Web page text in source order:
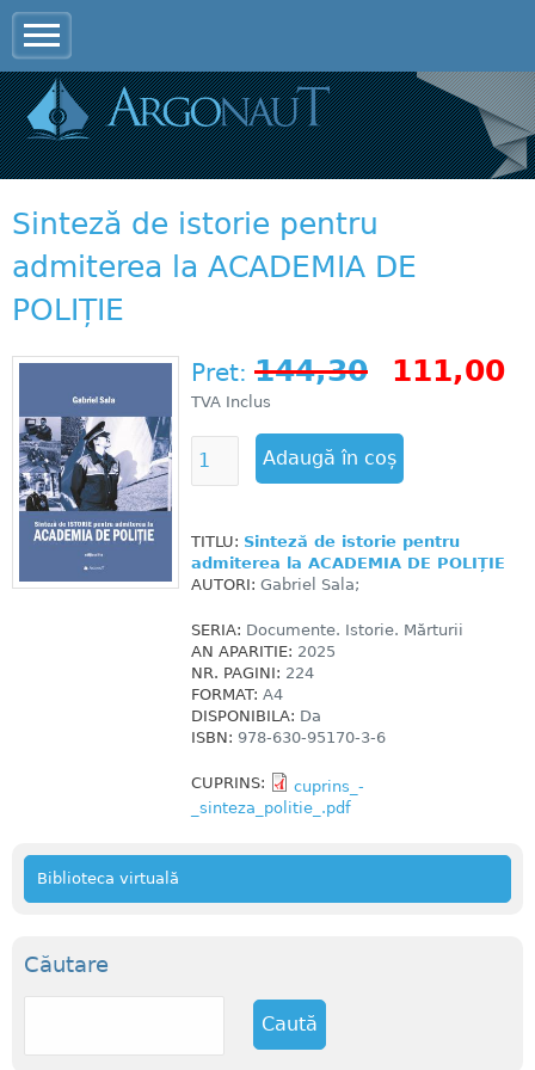
Sinteză de istorie pentru
admiterea la ACADEMIA DE
POLIȚIE
Pret: 144,30 111,00
TVA Inclus
TITLU: Sinteză de istorie pentru
admiterea la ACADEMIA DE POLIȚIE
AUTORI: Gabriel Sala;
SERIA: Documente. Istorie. Mărturii
AN APARITIE: 2025
NR. PAGINI: 224
FORMAT: A4
DISPONIBILA: Da
ISBN: 978-630-95170-3-6
CUPRINS:
cuprins_-
_sinteza_politie_.pdf
Biblioteca virtuală
Căutare
C